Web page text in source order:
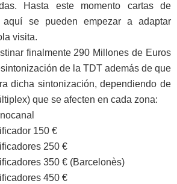
Hasta este momento cartas de
se pueden empezar a adaptar
visita.
finalmente 290 Millones de Euros
de la TDT además de que
dicha sintonización, dependiendo de
que se afecten en cada zona:
150 €
250 €
350 € (Barcelonès)
450 €